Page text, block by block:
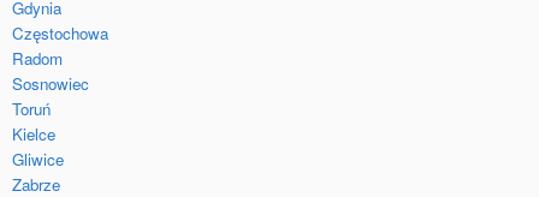
Gdynia
Częstochowa
Radom
Sosnowiec
Toruń
Kielce
Gliwice
Zabrze